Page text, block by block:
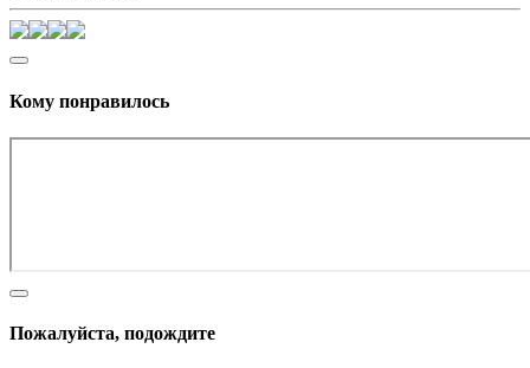
Кому понравилось
Пожалуйста, подождите